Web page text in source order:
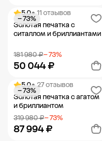
Добавить в корзину
5.0• 11 отзывов
Золотая печатка с
ситаллом и бриллиантами
181 980 ₽− 73%
50 044 ₽
− 73%
Добавить в корзину
5.0• 27 отзывов
Золотая печатка с агатом
и бриллиантом
319 980 ₽− 73%
87 994 ₽
− 73%